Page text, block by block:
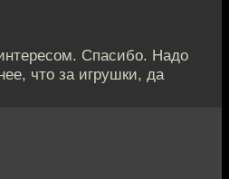
Спасибо. Надо
что за игрушки, да